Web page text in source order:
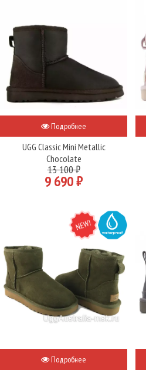
Подробнее
UGG Classic Mini Metallic
Chocolate
13 100 ₽
9 690 ₽
NEW WATER
Подробнее